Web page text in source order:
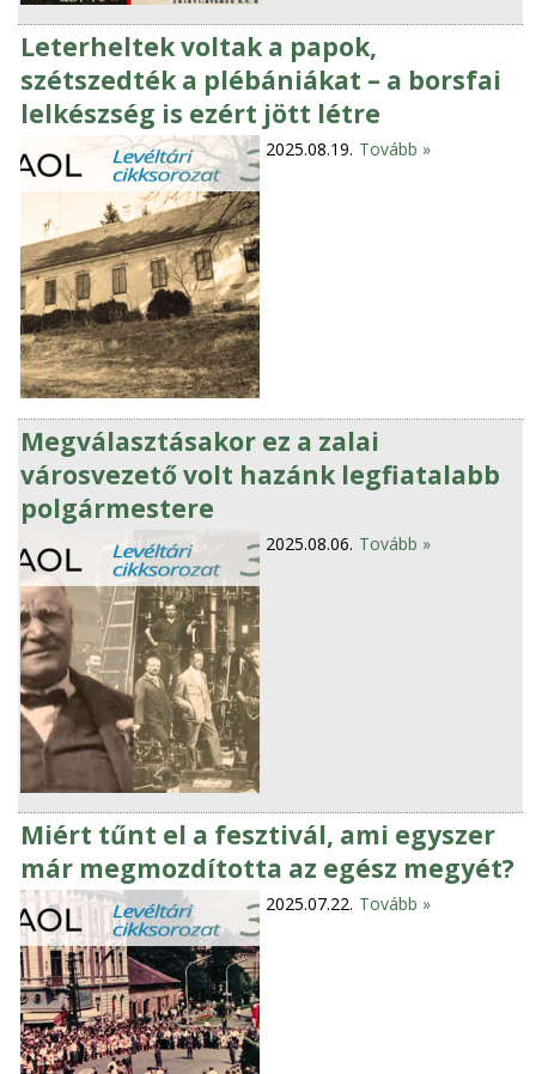
Leterheltek voltak a papok,
szétszedték a plébániákat – a borsfai
lelkészség is ezért jött létre
2025.08.19. Tovább »
Megválasztásakor ez a zalai
városvezető volt hazánk legfiatalabb
polgármestere
2025.08.06. Tovább »
Miért tűnt el a fesztivál, ami egyszer
már megmozdította az egész megyét?
2025.07.22. Tovább »